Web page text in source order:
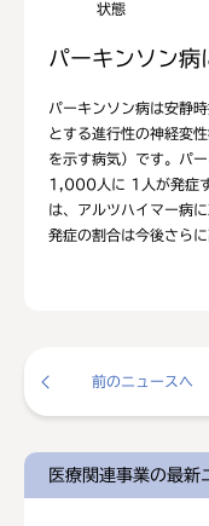
状態
パーキンソン病
パーキンソン病は安静
とする進行性の神経変
を示す病気）です。パ
1,000人に 1人が発症
は、アルツハイマー病
発症の割合は今後さら
前のニュースへ
医療関連事業の最新